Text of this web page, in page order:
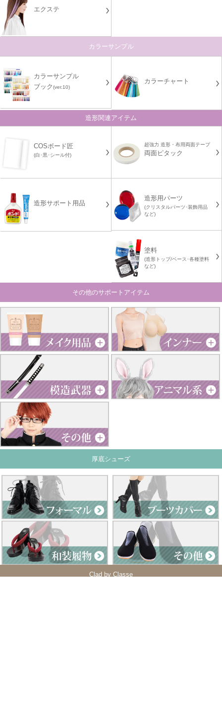
エクステ
カラーサンプル
カラーサンプル
ブック(ver.10)
カラーチャート
造形関連アイテム
COSボード匠
(白･黒･シール付)
超強力 造形・布用両面テープ
両面ピタック
造形サポート用品
造形用パーツ
(クリスタルパーツ･装飾用品
など)
塗料
(造形トップ/ベース･各種塗料
など)
その他のサポートアイテム
厚底シューズ
Clad by Classe